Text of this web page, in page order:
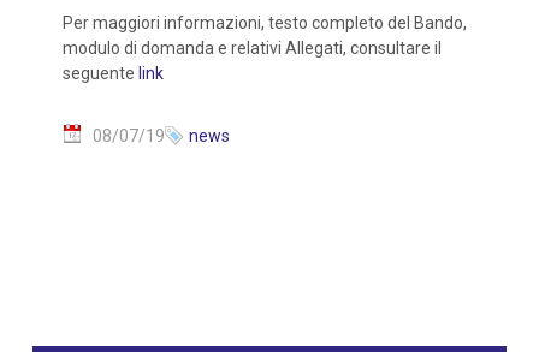
Per maggiori informazioni, testo completo del Bando,
modulo di domanda e relativi Allegati, consultare il
seguente link
08/07/19 news